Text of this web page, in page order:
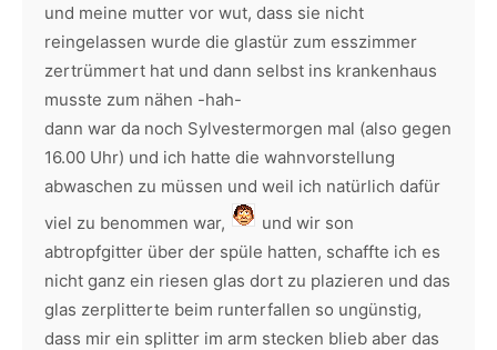
und meine mutter vor wut, dass sie nicht
reingelassen wurde die glastür zum esszimmer
zertrümmert hat und dann selbst ins krankenhaus
musste zum nähen -hah-
dann war da noch Sylvestermorgen mal (also gegen
16.00 Uhr) und ich hatte die wahnvorstellung
abwaschen zu müssen und weil ich natürlich dafür
viel zu benommen war,
und wir son
abtropfgitter über der spüle hatten, schaffte ich es
nicht ganz ein riesen glas dort zu plazieren und das
glas zerplitterte beim runterfallen so ungünstig,
dass mir ein splitter im arm stecken blieb aber das